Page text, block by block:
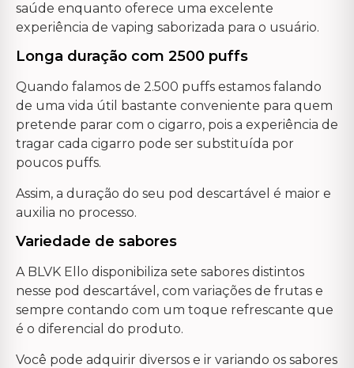
saúde enquanto oferece uma excelente
experiência de vaping saborizada para o usuário.
Longa duração com 2500 puffs
Quando falamos de 2.500 puffs estamos falando
de uma vida útil bastante conveniente para quem
pretende parar com o cigarro, pois a experiência de
tragar cada cigarro pode ser substituída por
poucos puffs.
Assim, a duração do seu pod descartável é maior e
auxilia no processo.
Variedade de sabores
A BLVK Ello disponibiliza sete sabores distintos
nesse pod descartável, com variações de frutas e
sempre contando com um toque refrescante que
é o diferencial do produto.
Você pode adquirir diversos e ir variando os sabores